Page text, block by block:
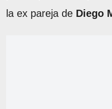
la ex pareja de Diego